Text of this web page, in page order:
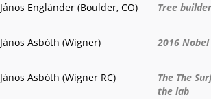
János Engländer (Boulder, CO) Tree
János Asbóth (Wigner) 2016
János Asbóth (Wigner RC)
The The
the lab